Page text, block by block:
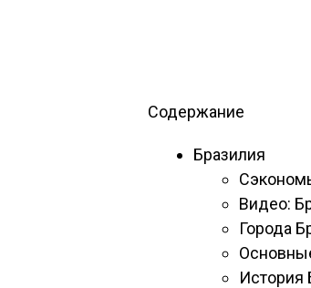
Содержание
Бразилия
Видео:
Города
История